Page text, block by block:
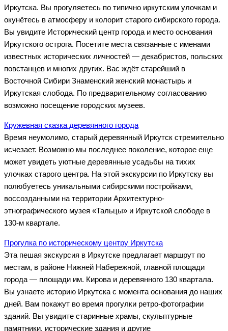
Иркутска. Вы прогуляетесь по типично иркутским улочкам и
окунётесь в атмосферу и колорит старого сибирского города.
Вы увидите Исторический центр города и место основания
Иркутского острога. Посетите места связанные с именами
известных исторических личностей — декабристов, польских
повстанцев и многих других. Вас ждёт старейший в
Восточной Сибири Знаменский женский монастырь и
Иркутская слобода. По предварительному согласованию
возможно посещение городских музеев.
Кружевная сказка деревянного города
Время неумолимо, старый деревянный Иркутск стремительно
исчезает. Возможно мы последнее поколение, которое еще
может увидеть уютные деревянные усадьбы на тихих
улочках старого центра. На этой экскурсии по Иркутску вы
полюбуетесь уникальными сибирскими постройками,
воссозданными на территории Архитектурно-
этнографического музея «Тальцы» и Иркутской слободе в
130-м квартале.
Прогулка по историческому центру Иркутска
Эта пешая экскурсия в Иркутске предлагает маршрут по
местам, в районе Нижней Набережной, главной площади
города — площади им. Кирова и деревянного 130 квартала.
Вы узнаете историю Иркутска с момента основания до наших
дней. Вам покажут во время прогулки ретро-фотографии
зданий. Вы увидите старинные храмы, скульптурные
памятники, исторические здания и другие